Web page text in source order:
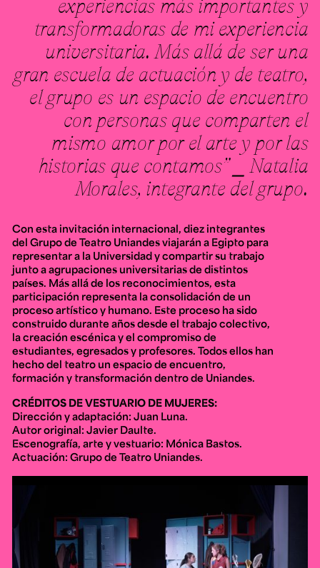
transformadoras de mi experiencia
universitaria. Más allá de ser una
gran escuela de actuación y de teatro,
el grupo es un espacio de encuentro
con personas que comparten el
mismo amor por el arte y por las
historias que contamos” ⎯ Natalia
Morales, integrante del grupo.
Con esta invitación internacional, diez integrantes
del Grupo de Teatro Uniandes viajarán a Egipto para
representar a la Universidad y compartir su trabajo
junto a agrupaciones universitarias de distintos
países. Más allá de los reconocimientos, esta
participación representa la consolidación de un
proceso artístico y humano. Este proceso ha sido
construido durante años desde el trabajo colectivo,
la creación escénica y el compromiso de
estudiantes, egresados y profesores. Todos ellos han
hecho del teatro un espacio de encuentro,
formación y transformación dentro de Uniandes.
CRÉDITOS DEVESTUARIO DE MUJERES:
Dirección y adaptación: Juan Luna.
Autor original: Javier Daulte.
Escenografía, arte y vestuario: Mónica Bastos.
Actuación: Grupo de Teatro Uniandes.